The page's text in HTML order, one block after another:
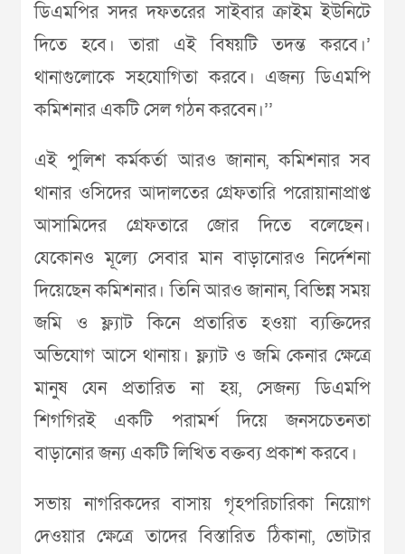
ডিএমপির সদর দফতরের সাইবার ক্রাইম ইউনিটে
দিতে হবে। তারা এই বিষয়টি তদন্ত করবে।’
থানাগুলোকে সহযোগিতা করবে। এজন্য ডিএমপি
কমিশনার একটি সেল গঠন করবেন।’’
এই পুলিশ কর্মকর্তা আরও জানান, কমিশনার সব
থানার ওসিদের আদালতের গ্রেফতারি পরোয়ানাপ্রাপ্ত
আসামিদের গ্রেফতারে জোর দিতে বলেছেন।
যেকোনও মূল্যে সেবার মান বাড়ানোরও নির্দেশনা
দিয়েছেন কমিশনার। তিনি আরও জানান, বিভিন্ন সময়
জমি ও ফ্ল্যাট কিনে প্রতারিত হওয়া ব্যক্তিদের
অভিযোগ আসে থানায়। ফ্ল্যাট ও জমি কেনার ক্ষেত্রে
মানুষ যেন প্রতারিত না হয়, সেজন্য ডিএমপি
শিগগিরই একটি পরামর্শ দিয়ে জনসচেতনতা
বাড়ানোর জন্য একটি লিখিত বক্তব্য প্রকাশ করবে।
সভায় নাগরিকদের বাসায় গৃহপরিচারিকা নিয়োগ
দেওয়ার ক্ষেত্রে তাদের বিস্তারিত ঠিকানা, ভোটার